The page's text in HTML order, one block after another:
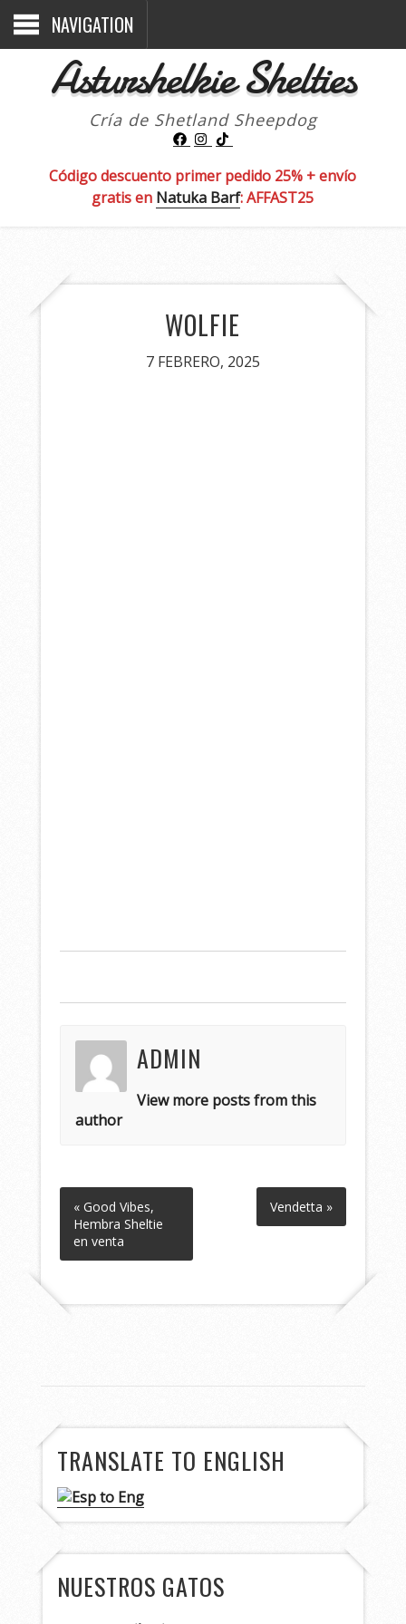
NAVIGATION
Asturshelkie Shelties
Cría de Shetland Sheepdog
Código descuento primer pedido 25% + envío
gratis en Natuka Barf: AFFAST25
WOLFIE
7 FEBRERO, 2025
ADMIN
View more posts from this
author
« Good Vibes,
Hembra Sheltie
en venta
Vendetta »
TRANSLATE TO ENGLISH
NUESTROS GATOS